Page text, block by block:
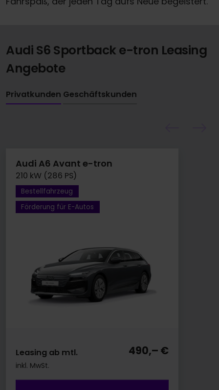
Audi S6 Sportback e-tron Leasing
Angebote
Privatkunden Geschäftskunden
Audi A6 Avant e-tron
210 kW (286 PS)
Bestellfahrzeug
Förderung für E-Autos
Leasing ab mtl. 490,– €
inkl. MwSt.